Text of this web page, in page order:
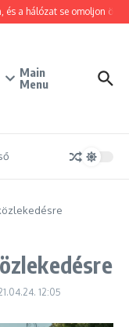
a hálózat se omoljon össze?
Main
Menu
12:05